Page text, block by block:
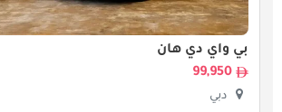
بي واي دي هان
99,950
دبي